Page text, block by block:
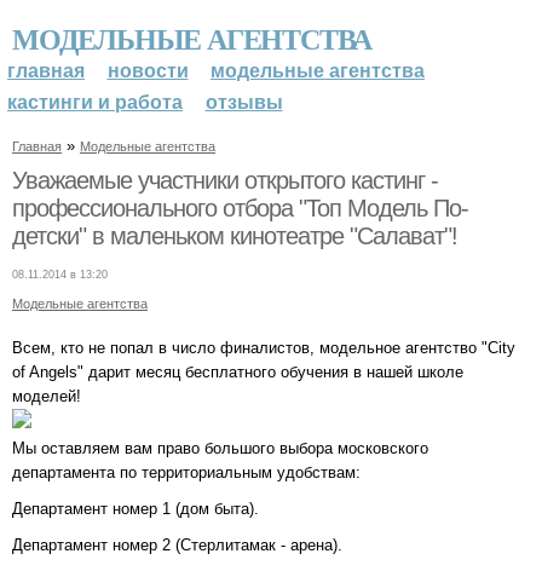
МОДЕЛЬНЫЕ АГЕНТСТВА
главная новости
модельные агентства
кастинги и работа
отзывы
Главная » Модельные агентства
Уважаемые участники открытого кастинг -
профессионального отбора "Топ Модель По-
детски" в маленьком кинотеатре "Салават"!
08.11.2014 в 13:20
Модельные агентства
Всем, кто не попал в число финалистов, модельное агентство "City
of Angels" дарит месяц бесплатного обучения в нашей школе
моделей!
Мы оставляем вам право большого выбора московского
департамента по территориальным удобствам:
Департамент номер 1 (дом быта).
Департамент номер 2 (Стерлитамак - арена).